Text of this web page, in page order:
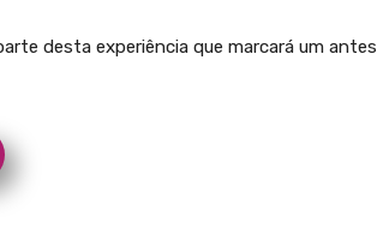
desta experiência que marcará um antes